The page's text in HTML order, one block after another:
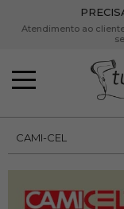
Atendimento ao
CAMI-CEL